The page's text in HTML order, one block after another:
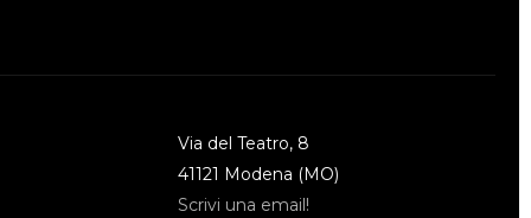
Via del Teatro, 8
41121 Modena (MO)
Scrivi una email!